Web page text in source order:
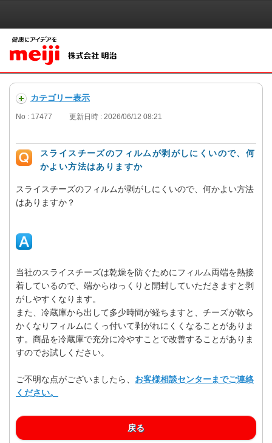
カテゴリー表示
No : 17477 更新日時 : 2026/06/12 08:21
スライスチーズのフィルムが剥がしにくいので、何
かよい方法はありますか
スライスチーズのフィルムが剥がしにくいので、何かよい方法
はありますか？
当社のスライスチーズは乾燥を防ぐためにフィルム両端を熱接
着しているので、端からゆっくりと開封していただきますと剥
がしやすくなります。
また、冷蔵庫から出して多少時間が経ちますと、チーズが軟ら
かくなりフィルムにくっ付いて剥がれにくくなることがありま
す。商品を冷蔵庫で充分に冷やすことで改善することがありま
すのでお試しください。
ご不明な点がございましたら、 お客様相談センターまでご連絡
ください。
戻る